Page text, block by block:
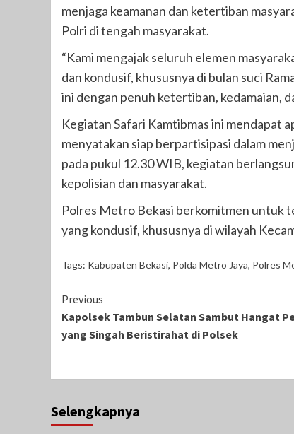
menjaga keamanan dan ketertiban
Polri di tengah masyarakat.
“Kami mengajak seluruh elemen
dan kondusif, khususnya di bulan suci
ini dengan penuh ketertiban, kedamaian,
Kegiatan Safari Kamtibmas ini mendapat
menyatakan siap berpartisipasi dalam
pada pukul 12.30 WIB, kegiatan
kepolisian dan masyarakat.
Polres Metro Bekasi berkomitmen untuk
yang kondusif, khususnya di wilayah
Tags: Kabupaten Bekasi, Polda Metro Jaya, Polres
Continue
Reading
Previous
Kapolsek Tambun Selatan Sambut Hangat
yang Singah Beristirahat di Polsek
Selengkapnya